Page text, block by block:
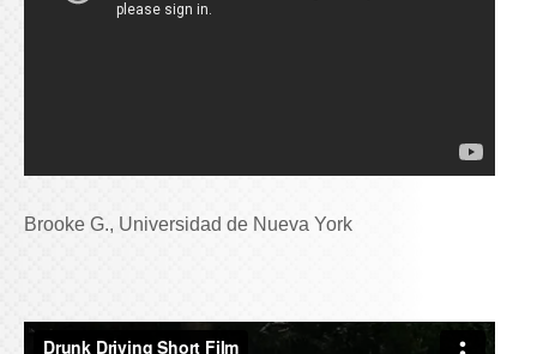
Brooke G., Universidad de Nueva York